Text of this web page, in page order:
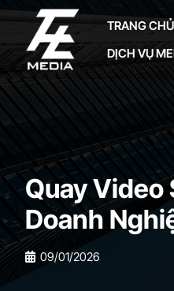
TRANG CHỦ
DỊCH VỤ
Quay Video
Doanh
09/01/2026